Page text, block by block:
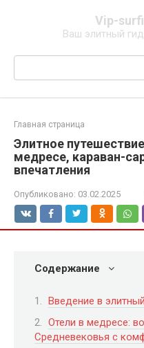
Vip-
Ваш элитный
Поиск:
Главная страница
Элитное
медресе, караван-
впечатления
Опубликовано: 03.02.2025
Содержание
Введение в
Отели в медресе:
Средневековья с